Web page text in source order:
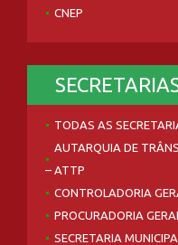
CNEP
TODAS AS
AUTARQUIA DE
– ATTP
CONTROLADORIA
PROCURADORIA
SECRETARIA